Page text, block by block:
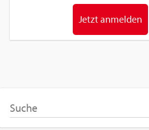
Jetzt an­mel­den